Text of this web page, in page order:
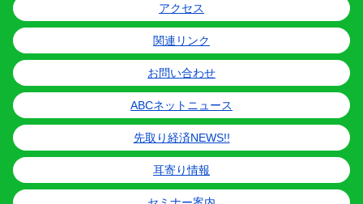
アクセス
関連リンク
お問い合わせ
ABCネットニュース
先取り経済NEWS!!
耳寄り情報